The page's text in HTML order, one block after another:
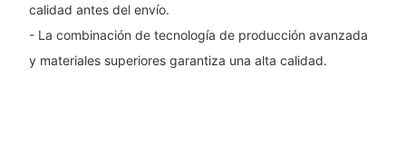
calidad antes del envío.
- La combinación de tecnología de producción avanzada
y materiales superiores garantiza una alta calidad.